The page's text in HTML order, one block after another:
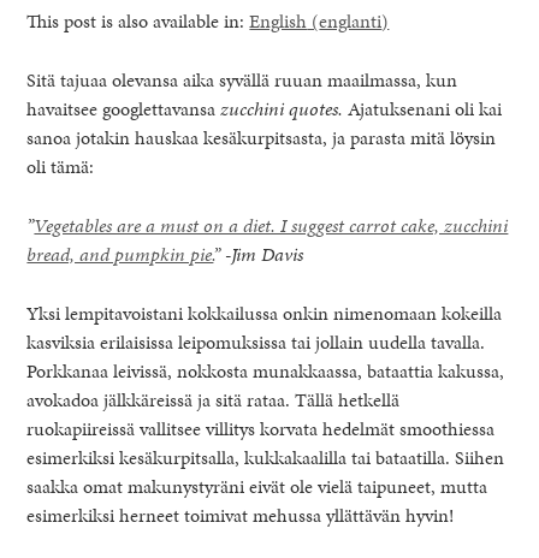
healthy living + good
This post is also available in:English (englanti)
Sitä tajuaa olevansa aika syvällä ruuan maailmassa, kun
havaitsee googlettavansazucchini quotes.Ajatuksenani oli kai
sanoa jotakin hauskaa kesäkurpitsasta, ja parasta mitä löysin
oli tämä:
”Vegetables are a must on a diet. I suggest carrot cake, zucchini
bread, and pumpkin pie.” -Jim Davis
Yksi lempitavoistani kokkailussa onkin nimenomaan kokeilla
kasviksia erilaisissa leipomuksissa tai jollain uudella tavalla.
Porkkanaa leivissä, nokkosta munakkaassa, bataattia kakussa,
avokadoa jälkkäreissä ja sitä rataa. Tällä hetkellä
ruokapiireissä vallitsee villitys korvata hedelmät smoothiessa
esimerkiksi kesäkurpitsalla, kukkakaalilla tai bataatilla. Siihen
saakka omat makunystyräni eivät ole vielä taipuneet, mutta
esimerkiksi herneet toimivat mehussa yllättävän hyvin!